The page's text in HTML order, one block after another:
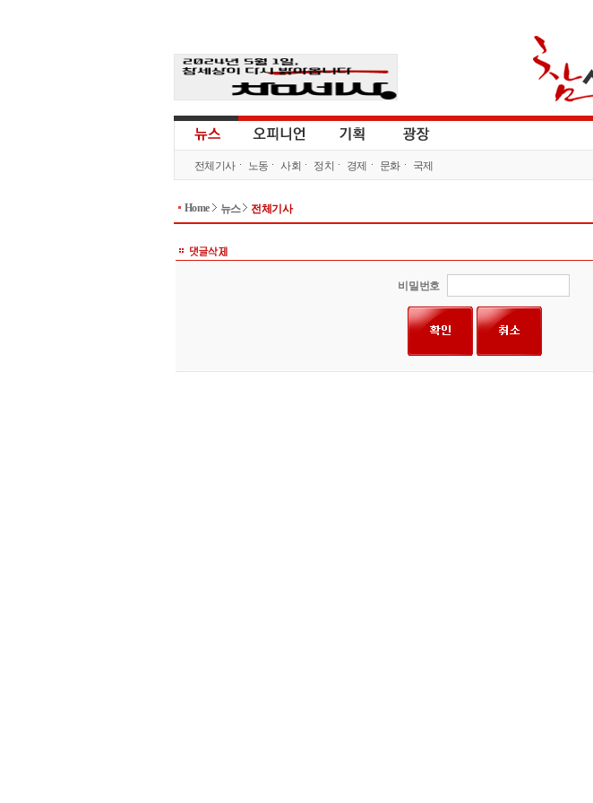
전체기사 노동 사회 정치 경제 문화 국제
Home 뉴스 전체기사
비밀번호